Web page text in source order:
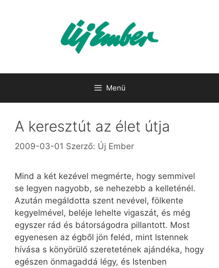
Menü
A keresztút az élet útja
2009-03-01 Szerző: Új Ember
Mind a két kezével megmérte, hogy semmivel
se legyen nagyobb, se nehezebb a kelleténél.
Azután megáldotta szent nevével, fölkente
kegyelmével, beléje lehelte vigaszát, és még
egyszer rád és bátorságodra pillantott. Most
egyenesen az égből jön feléd, mint Istennek
hívása s könyörülő szeretetének ajándéka, hogy
egészen önmagaddá légy, és Istenben